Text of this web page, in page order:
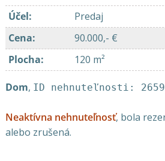
Účel:
Predaj
Cena:
90.000,- €
Plocha: 120 m²
Dom, ID nehnuteľnosti: 2659
Neaktívna nehnuteľnosť, bola
alebo zrušená.